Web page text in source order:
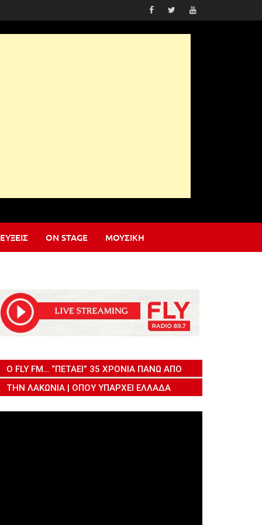
ON STAGE ΜΟΥΣΙΚΉ
Ο FLY FM… “ΠΕΤΆΕΙ” 35 ΧΡΌΝΙΑ ΠΆΝΩ ΑΠΌ
ΤΗΝ ΛΑΚΩΝΊΑ | ΌΠΟΥ ΥΠΆΡΧΕΙ ΕΛΛΆΔΑ